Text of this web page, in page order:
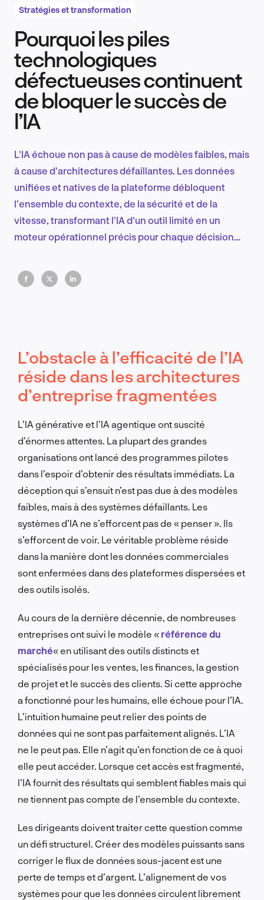
Recherche et conception produit
Tendances sectorielles
FR
Stratégies et transformation
Pourquoi les piles
technologiques
défectueuses continuent
de bloquer le succès de
l’IA
L'IA échoue non pas à cause de modèles faibles, mais
à cause d'architectures défaillantes. Les données
unifiées et natives de la plateforme débloquent
l'ensemble du contexte, de la sécurité et de la
vitesse, transformant l'IA d'un outil limité en un
moteur opérationnel précis pour chaque décision
L’obstacle à l’efficacité de l’IA
réside dans les architectures
d’entreprise fragmentées
L’IA générative et l’IA agentique ont suscité
d’énormes attentes. La plupart des grandes
organisations ont lancé des programmes pilotes
dans l’espoir d’obtenir des résultats immédiats. La
déception qui s’ensuit n’est pas due à des modèles
faibles, mais à des systèmes défaillants. Les
systèmes d’IA ne s’efforcent pas de « penser ». Ils
s’efforcent de voir. Le véritable problème réside
dans la manière dont les données commerciales
sont enfermées dans des plateformes dispersées et
des outils isolés.
Au cours de la dernière décennie, de nombreuses
entreprises ont suivi le modèle « référence du
marché« en utilisant des outils distincts et
spécialisés pour les ventes, les finances, la gestion
de projet et le succès des clients. Si cette approche
a fonctionné pour les humains, elle échoue pour l’IA.
L’intuition humaine peut relier des points de
données qui ne sont pas parfaitement alignés. L’IA
ne le peut pas. Elle n’agit qu’en fonction de ce à quoi
elle peut accéder. Lorsque cet accès est fragmenté,
l’IA fournit des résultats qui semblent fiables mais qui
ne tiennent pas compte de l’ensemble du contexte.
Les dirigeants doivent traiter cette question comme
un défi structurel. Créer des modèles puissants sans
corriger le flux de données sous-jacent est une
perte de temps et d’argent. L’alignement de vos
systèmes pour que les données circulent librement